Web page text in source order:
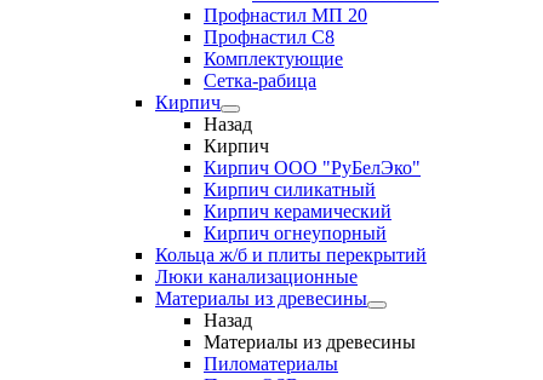
Профнастил МП 20
Профнастил С8
Комплектующие
Сетка-рабица
Кирпич
Назад
Кирпич
Кирпич ООО "РуБелЭко"
Кирпич силикатный
Кирпич керамический
Кирпич огнеупорный
Кольца ж/б и плиты перекрытий
Люки канализационные
Материалы из древесины
Назад
Материалы из древесины
Пиломатериалы